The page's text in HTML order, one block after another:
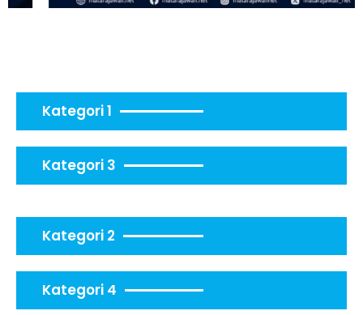
Kategori 1
Kategori 3
Kategori 2
Kategori 4